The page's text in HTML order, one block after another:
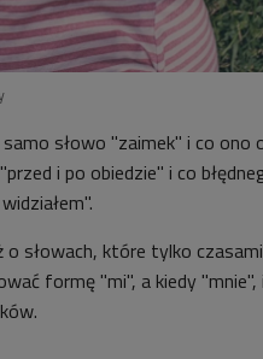
słowo "zaimek" i co ono
i po obiedzie" i co
słowach, które tylko
formę "mi", a kiedy